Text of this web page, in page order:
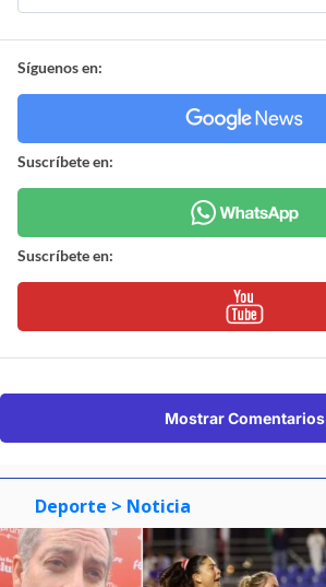
Síguenos en:
Suscríbete en:
Suscríbete en:
Mostrar Comentarios
Deporte > Noticia